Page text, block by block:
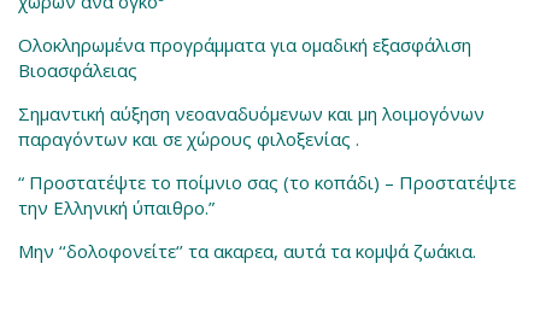
Ολοκληρωμένα προγράμματα για ομαδική εξασφάλιση
Βιοασφάλειας
Σημαντική αύξηση νεοαναδυόμενων και μη λοιμογόνων
παραγόντων και σε χώρους φιλοξενίας .
“ Προστατέψτε το ποίμνιο σας (το κοπάδι) – Προστατέψτε
την Ελληνική ύπαιθρο.”
Μην ‘‘δολοφονείτε‘’ τα ακαρεα, αυτά τα κομψά ζωάκια.